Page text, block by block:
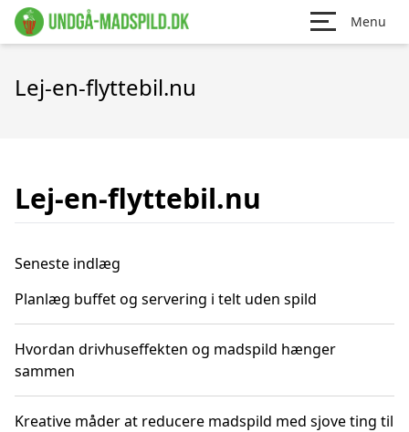
Menu
Lej-en-flyttebil.nu
Lej-en-flyttebil.nu
Seneste indlæg
Planlæg buffet og servering i telt uden spild
Hvordan drivhuseffekten og madspild hænger
sammen
Kreative måder at reducere madspild med sjove ting til